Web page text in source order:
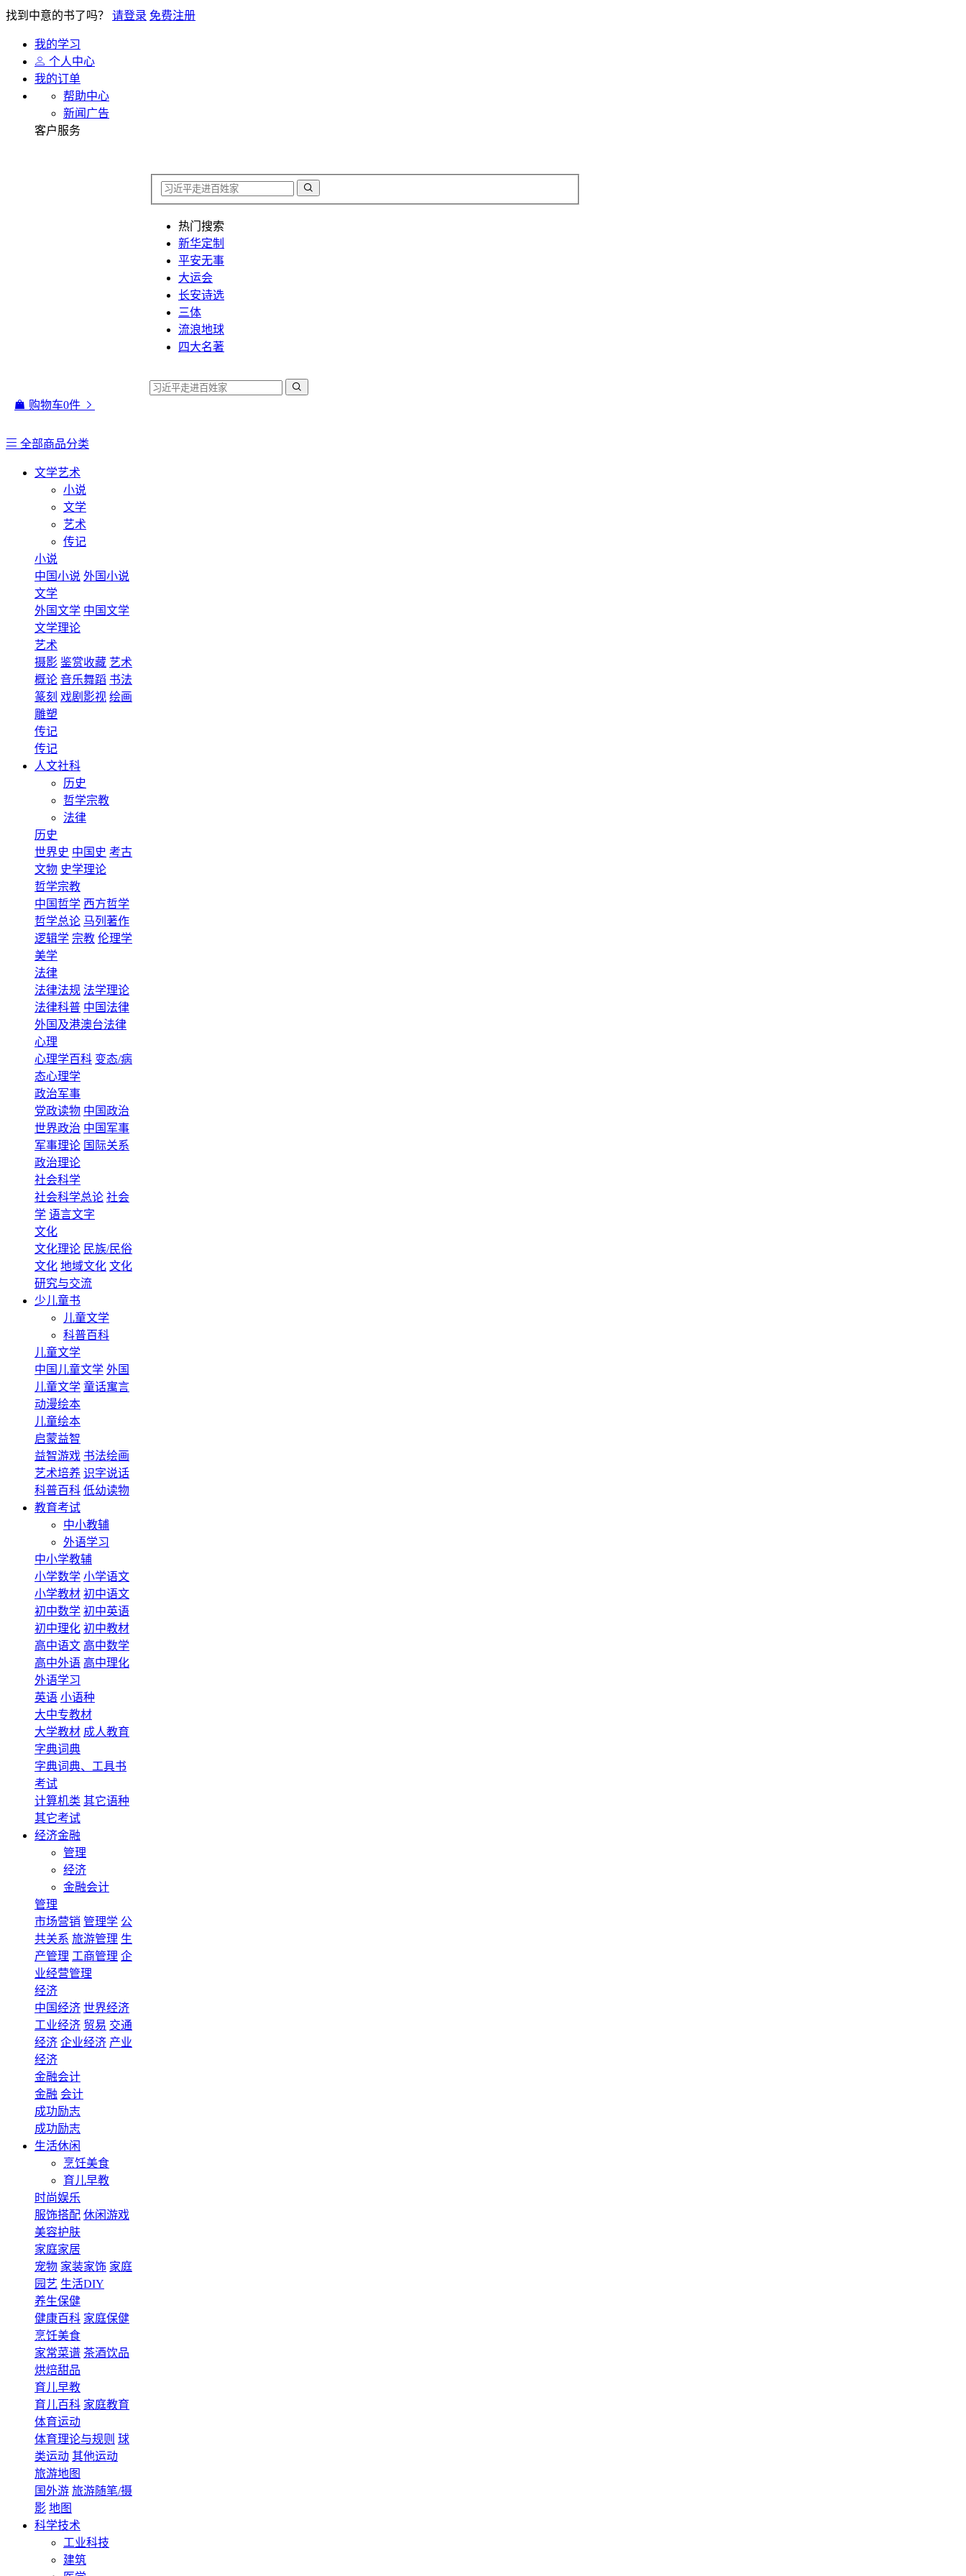
找到中意的书了吗？ 请登录 免费注册
我的学习
个人中心
我的订单
帮助中心
新闻广告
客户服务
热门搜索
新华定制
平安无事
大运会
长安诗选
三体
流浪地球
四大名著
购物车0件
全部商品分类
文学艺术
小说
文学
艺术
传记
小说
中国小说 外国小说
文学
外国文学 中国文学
文学理论
艺术
摄影 鉴赏收藏 艺术
概论 音乐舞蹈 书法
篆刻 戏剧影视 绘画
雕塑
传记
传记
人文社科
历史
哲学宗教
法律
历史
世界史 中国史 考古
文物 史学理论
哲学宗教
中国哲学 西方哲学
哲学总论 马列著作
逻辑学 宗教 伦理学
美学
法律
法律法规 法学理论
法律科普 中国法律
外国及港澳台法律
心理
心理学百科 变态/病
态心理学
政治军事
党政读物 中国政治
世界政治 中国军事
军事理论 国际关系
政治理论
社会科学
社会科学总论 社会
学 语言文字
文化
文化理论 民族/民俗
文化 地域文化 文化
研究与交流
少儿童书
儿童文学
科普百科
儿童文学
中国儿童文学 外国
儿童文学 童话寓言
动漫绘本
儿童绘本
启蒙益智
益智游戏 书法绘画
艺术培养 识字说话
科普百科 低幼读物
教育考试
中小教辅
外语学习
中小学教辅
小学数学 小学语文
小学教材 初中语文
初中数学 初中英语
初中理化 初中教材
高中语文 高中数学
高中外语 高中理化
外语学习
英语 小语种
大中专教材
大学教材 成人教育
字典词典
字典词典、工具书
考试
计算机类 其它语种
其它考试
经济金融
管理
经济
金融会计
管理
市场营销 管理学 公
共关系 旅游管理 生
产管理 工商管理 企
业经营管理
经济
中国经济 世界经济
工业经济 贸易 交通
经济 企业经济 产业
经济
金融会计
金融 会计
成功励志
成功励志
生活休闲
烹饪美食
育儿早教
时尚娱乐
服饰搭配 休闲游戏
美容护肤
家庭家居
宠物 家装家饰 家庭
园艺 生活DIY
养生保健
健康百科 家庭保健
烹饪美食
家常菜谱 茶酒饮品
烘焙甜品
育儿早教
育儿百科 家庭教育
体育运动
体育理论与规则 球
类运动 其他运动
旅游地图
国外游 旅游随笔/摄
影 地图
科学技术
工业科技
建筑